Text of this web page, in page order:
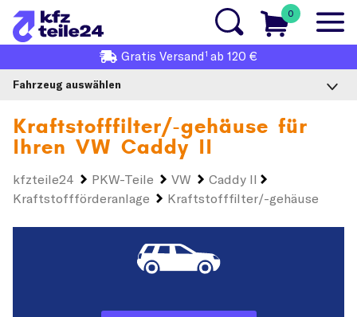
0
Gratis Versand1 ab 120 €
Fahrzeug auswählen
Kraftstofffilter/-gehäuse für
Ihren VW Caddy II
kfzteile24 PKW-Teile VW
Caddy II
Kraftstoffförderanlage
Kraftstofffilter/-gehäuse